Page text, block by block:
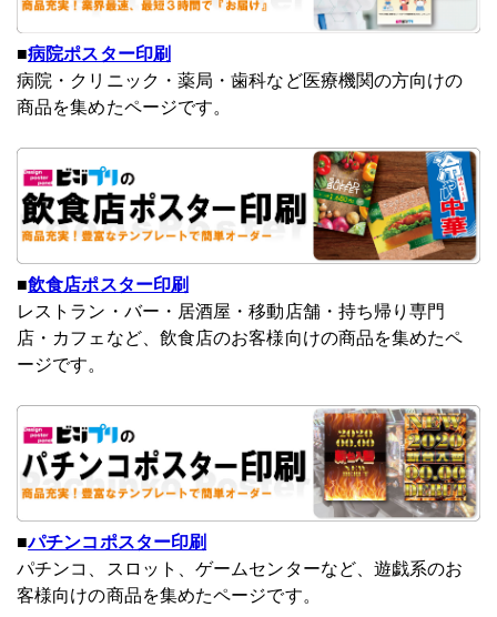
■病院ポスター印刷
病院・クリニック・薬局・歯科など医療機関の方向けの
商品を集めたページです。
■飲食店ポスター印刷
レストラン・バー・居酒屋・移動店舗・持ち帰り専門
店・カフェなど、飲食店のお客様向けの商品を集めたペ
ージです。
■パチンコポスター印刷
パチンコ、スロット、ゲームセンターなど、遊戯系のお
客様向けの商品を集めたページです。